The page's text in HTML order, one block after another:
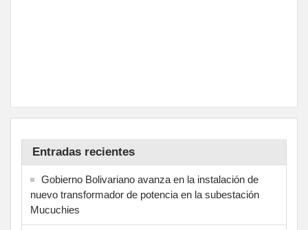
Entradas recientes
Gobierno Bolivariano avanza en la instalación de
nuevo transformador de potencia en la subestación
Mucuchies